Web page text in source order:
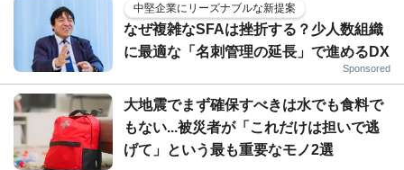
中堅企業にリーズナブルな新提案
なぜ複雑なSFAは挫折する？少人数組織
に最適な「名刺管理の延長」で進めるDX
Sponsored
大地震でまず確保すべきは水でも食料で
もない...被災者が「これだけは担いで逃
げて」という最も重要なモノ2選